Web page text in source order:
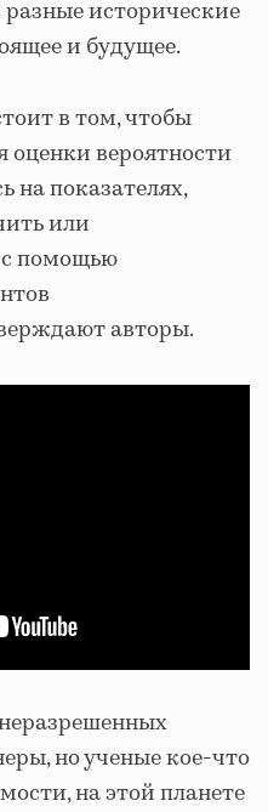
исторические
и будущее.
в том, чтобы
оценки вероятности
на показателях,
или
с помощью
авторы.
но ученые кое-что
на этой планете